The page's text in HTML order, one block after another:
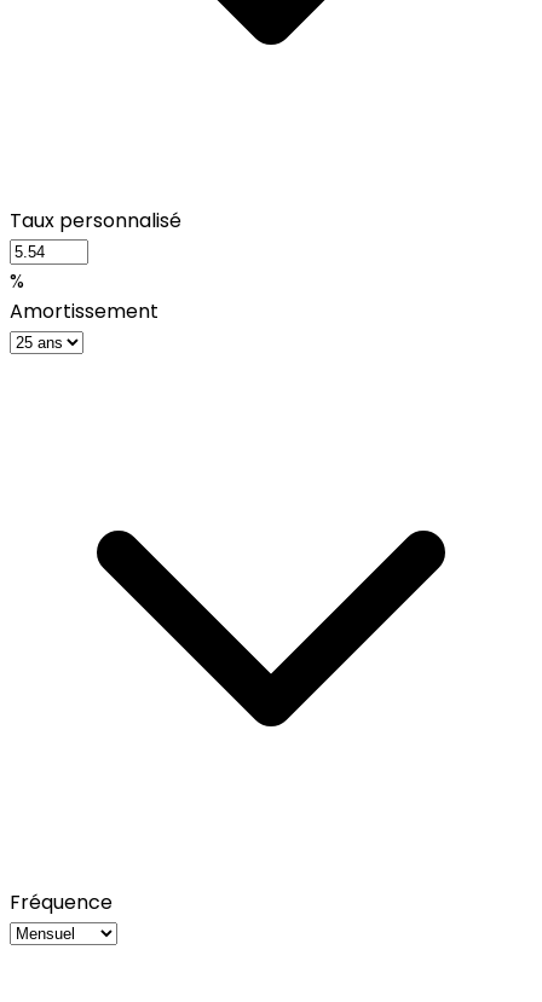
Taux personnalisé
%
Amortissement
Fréquence